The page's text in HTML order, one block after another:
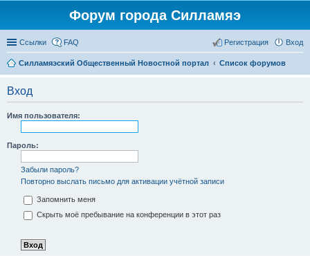
Форум города Силламяэ
Ссылки FAQ Вход
Регистрация
Силламяэский Общественный Новостной портал Список форумов
Вход
Имя пользователя:
Пароль:
Забыли пароль?
Повторно выслать письмо для активации учётной записи
Запомнить меня
Скрыть моё пребывание на конференции в этот раз